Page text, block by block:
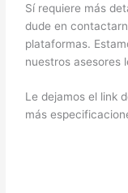
Sí requiere más
dude en
plataformas.
nuestros asesores
Le dejamos el link
más